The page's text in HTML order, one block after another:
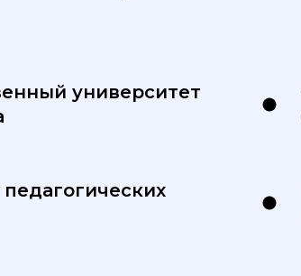
университет